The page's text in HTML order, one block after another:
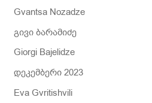
Gvantsa Nozadze
გივი ბარამიძე
Giorgi Bajelidze
დეკემბერი 2023
Eva Gvritishvili